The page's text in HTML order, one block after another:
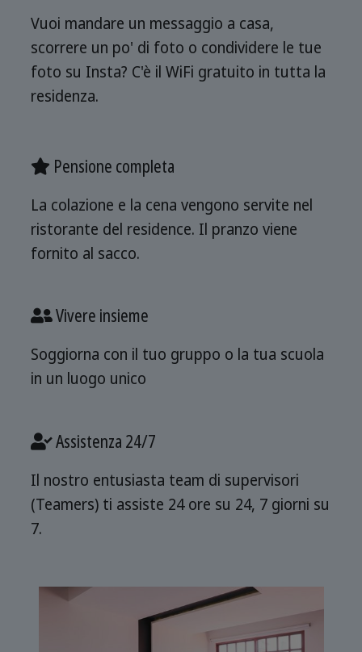
Vuoi mandare un messaggio a casa,
scorrere un po' di foto o condividere le tue
foto su Insta? C'è il WiFi gratuito in tutta la
residenza.
Pensione completa
La colazione e la cena vengono servite nel
ristorante del residence. Il pranzo viene
fornito al sacco.
Vivere insieme
Soggiorna con il tuo gruppo o la tua scuola
in un luogo unico
Assistenza 24/7
Il nostro entusiasta team di supervisori
(Teamers) ti assiste 24 ore su 24, 7 giorni su
7.